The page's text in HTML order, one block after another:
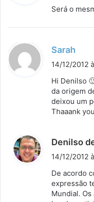
Será o
Sarah
i
s
e
:
14/12/2012
Hi Denilso
da origem
deixou um
Thaaank
Denilso
14/12/2012
De acordo
expressão
Mundial.